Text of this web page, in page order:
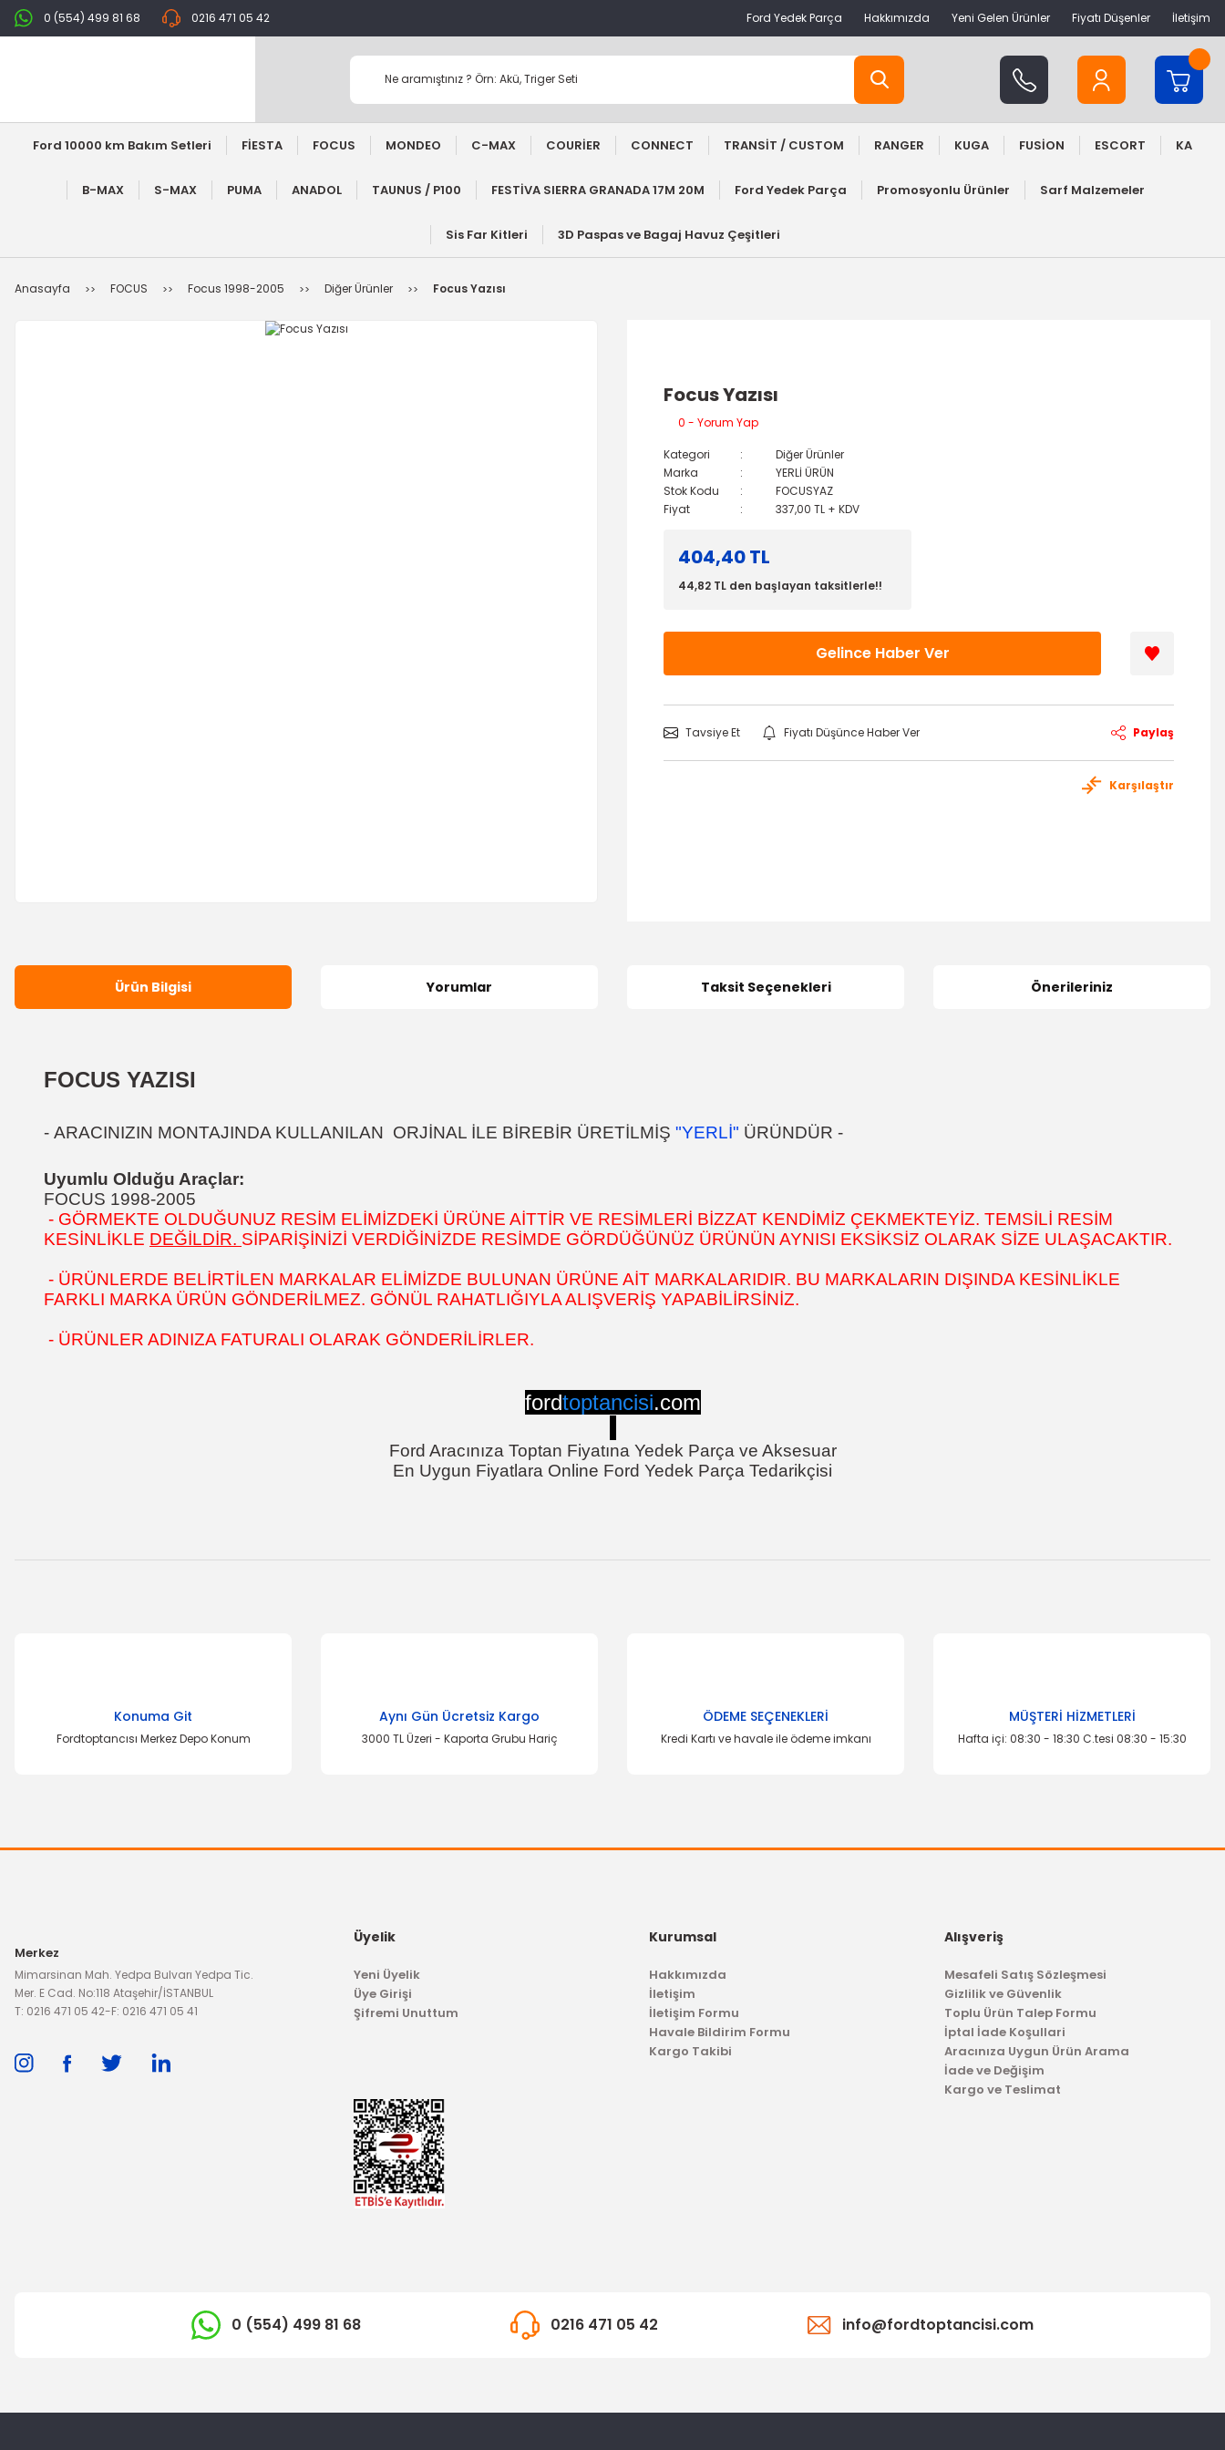
0 (554) 499 81 68 0216 471 05 42 Ford Yedek Parça Hakkımızda Yeni Gelen Ürünler Fiyatı Düşenler İletişim
Ford 10000 km Bakım Setleri FİESTA FOCUS MONDEO C-MAX COURİER CONNECT TRANSİT / CUSTOM RANGER KUGA FUSİON ESCORT KA
B-MAX S-MAX PUMA ANADOL TAUNUS / P100 FESTİVA SIERRA GRANADA 17M 20M Ford Yedek Parça Promosyonlu Ürünler Sarf Malzemeler
Sis Far Kitleri 3D Paspas ve Bagaj Havuz Çeşitleri
Anasayfa FOCUS Focus 1998-2005 Diğer Ürünler Focus Yazısı
Focus Yazısı
0 - Yorum Yap
Kategori
Diğer Ürünler
Marka
YERLİ ÜRÜN
Stok Kodu
FOCUSYAZ
Fiyat
337,00 TL + KDV
404,40 TL
44,82 TL den başlayan taksitlerle!!
Gelince Haber Ver
Tavsiye Et Fiyatı Düşünce Haber Ver Paylaş
Karşılaştır
Ürün Bilgisi Yorumlar Taksit Seçenekleri Önerileriniz
FOCUS YAZISI
- ARACINIZIN MONTAJINDA KULLANILAN ORJİNAL İLE BİREBİR ÜRETİLMİŞ "YERLİ" ÜRÜNDÜR -
Uyumlu Olduğu Araçlar:
FOCUS 1998-2005
- GÖRMEKTE OLDUĞUNUZ RESİM ELİMİZDEKİ ÜRÜNE AİTTİR VE RESİMLERİ BİZZAT KENDİMİZ ÇEKMEKTEYİZ. TEMSİLİ RESİM
KESİNLİKLE DEĞİLDİR. SİPARİŞİNİZİ VERDİĞİNİZDE RESİMDE GÖRDÜĞÜNÜZ ÜRÜNÜN AYNISI EKSİKSİZ OLARAK SİZE ULAŞACAKTIR.
- ÜRÜNLERDE BELİRTİLEN MARKALAR ELİMİZDE BULUNAN ÜRÜNE AİT MARKALARIDIR. BU MARKALARIN DIŞINDA KESİNLİKLE
FARKLI MARKA ÜRÜN GÖNDERİLMEZ. GÖNÜL RAHATLIĞIYLA ALIŞVERİŞ YAPABİLİRSİNİZ.
- ÜRÜNLER ADINIZA FATURALI OLARAK GÖNDERİLİRLER.
fordtoptancisi.com
Ford Aracınıza Toptan Fiyatına Yedek Parça ve Aksesuar
En Uygun Fiyatlara Online Ford Yedek Parça Tedarikçisi
Ürün açıklamasında eksik bilgiler bulunuyor.
Konuma Git
Fordtoptancısı Merkez Depo Konum
Aynı Gün Ücretsiz Kargo
3000 TL Üzeri - Kaporta Grubu Hariç
ÖDEME SEÇENEKLERİ
Kredi Kartı ve havale ile ödeme imkanı
MÜŞTERİ HİZMETLERİ
Hafta içi: 08:30 - 18:30 C.tesi 08:30 - 15:30
Merkez
Mimarsinan Mah. Yedpa Bulvarı Yedpa Tic.
Mer. E Cad. No:118 Ataşehir/İSTANBUL
T: 0216 471 05 42-F: 0216 471 05 41
Üyelik
Yeni Üyelik
Üye Girişi
Şifremi Unuttum
Kurumsal
Hakkımızda
İletişim
İletişim Formu
Havale Bildirim Formu
Kargo Takibi
Alışveriş
Mesafeli Satış Sözleşmesi
Gizlilik ve Güvenlik
Toplu Ürün Talep Formu
İptal İade Koşullari
Aracınıza Uygun Ürün Arama
İade ve Değişim
Kargo ve Teslimat
0 (554) 499 81 68 0216 471 05 42 info@fordtoptancisi.com